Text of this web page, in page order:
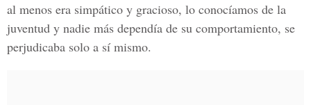
al menos era simpático y gracioso, lo conocíamos de la
juventud y nadie más dependía de su comportamiento, se
perjudicaba solo a sí mismo.